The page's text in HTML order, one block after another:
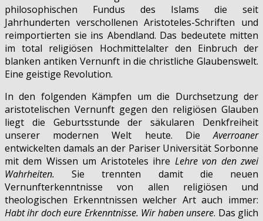
philosophischen Fundus des Islams die seit
Jahrhunderten verschollenen Aristoteles-Schriften und
reimportierten sie ins Abendland. Das bedeutete mitten
im total religiösen Hochmittelalter den Einbruch der
blanken antiken Vernunft in die christliche Glaubenswelt.
Eine geistige Revolution.
In den folgenden Kämpfen um die Durchsetzung der
aristotelischen Vernunft gegen den religiösen Glauben
liegt die Geburtsstunde der säkularen Denkfreiheit
unserer modernen Welt heute. DieAverroaner
entwickelten damals an der Pariser Universität Sorbonne
mit dem Wissen um Aristoteles ihre Lehre von den zwei
Wahrheiten. Sie trennten damit die neuen
Vernunfterkenntnisse von allen religiösen und
theologischen Erkenntnissen welcher Art auch immer:
Habt ihr doch eure Erkenntnisse. Wir haben unsere. Das glich